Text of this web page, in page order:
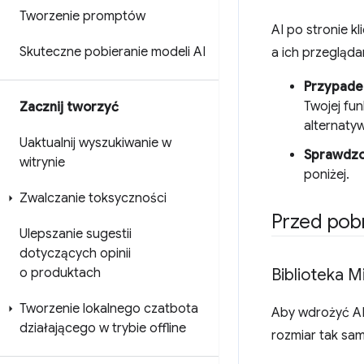
Tworzenie promptów
Skuteczne pobieranie modeli AI
Zacznij tworzyć
Uaktualnij wyszukiwanie w
witrynie
Zwalczanie toksyczności
Ulepszanie sugestii
dotyczących opinii
o produktach
Tworzenie lokalnego czatbota
działającego w trybie offline
AI po stronie
a ich
Twojej
poniżej.
Przed
Biblioteka
Aby wdrożyć
rozmiar tak